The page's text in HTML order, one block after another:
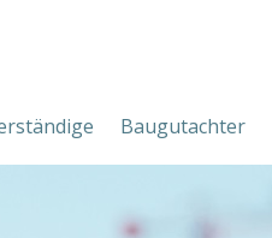
Baugutachter